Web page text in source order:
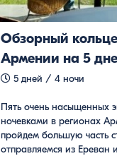
Обзорный
Армении на 5
5 дней / 4 ночи
Пять очень насыщенных
ночевками в регионах
пройдем большую часть
отправляемся из